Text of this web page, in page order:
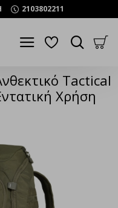
2103802211
Tactical
Χρήση